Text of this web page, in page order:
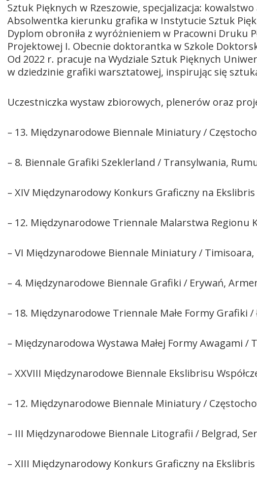
Sztuk Pięknych w Rzeszowie, specjalizacja:
Absolwentka kierunku grafika w Instytucie Sztuk
Dyplom obroniła z wyróżnieniem w Pracowni Druku
Projektowej I. Obecnie doktorantka w Szkole
Od 2022 r. pracuje na Wydziale Sztuk Pięknych
w dziedzinie grafiki warsztatowej, inspirując się
Uczestniczka wystaw zbiorowych, plenerów oraz
– 13. Międzynarodowe Biennale Miniatury /
– 8. Biennale Grafiki Szeklerland / Transylwania,
– XIV Międzynarodowy Konkurs Graficzny na Ekslibris
– 12. Międzynarodowe Triennale Malarstwa Regionu
– VI Międzynarodowe Biennale Miniatury / Timisoara,
– 4. Międzynarodowe Biennale Grafiki / Erywań,
– 18. Międzynarodowe Triennale Małe Formy Grafiki /
– Międzynarodowa Wystawa Małej Formy Awagami /
– XXVIII Międzynarodowe Biennale Ekslibrisu
– 12. Międzynarodowe Biennale Miniatury /
– III Międzynarodowe Biennale Litografii / Belgrad,
– XIII Międzynarodowy Konkurs Graficzny na Ekslibris